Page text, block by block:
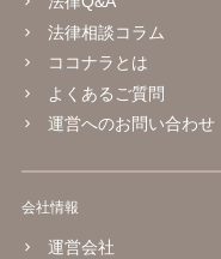
法律相談コラム
ココナラとは
よくあるご質問
運営へのお問い合わせ
会社情報
運営会社